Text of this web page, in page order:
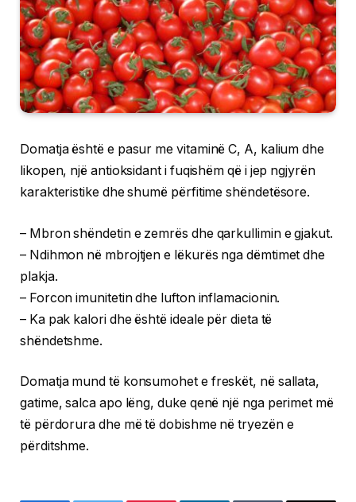
Domatja është e pasur me vitaminë C, A, kalium dhe
likopen, një antioksidant i fuqishëm që i jep ngjyrën
karakteristike dhe shumë përfitime shëndetësore.
– Mbron shëndetin e zemrës dhe qarkullimin e gjakut.
– Ndihmon në mbrojtjen e lëkurës nga dëmtimet dhe
plakja.
– Forcon imunitetin dhe lufton inflamacionin.
– Ka pak kalori dhe është ideale për dieta të
shëndetshme.
Domatja mund të konsumohet e freskët, në sallata,
gatime, salca apo lëng, duke qenë një nga perimet më
të përdorura dhe më të dobishme në tryezën e
përditshme.